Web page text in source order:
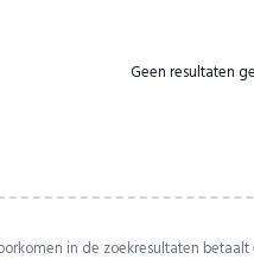
Geen resultaten
in de zoekresultaten